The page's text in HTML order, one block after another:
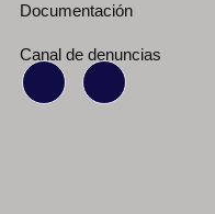
Documentación
Canal de denuncias